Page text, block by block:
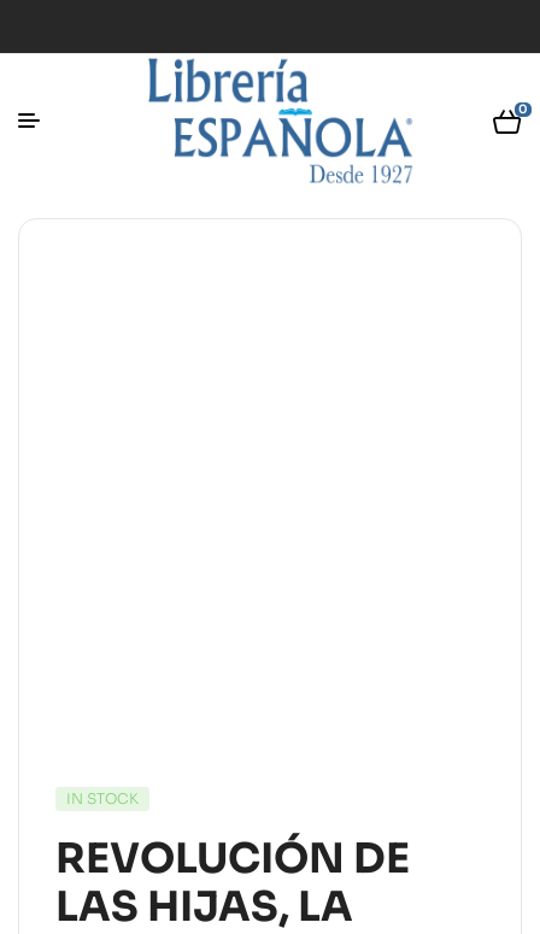
0
IN STOCK
REVOLUCIÓN DE
LAS HIJAS, LA